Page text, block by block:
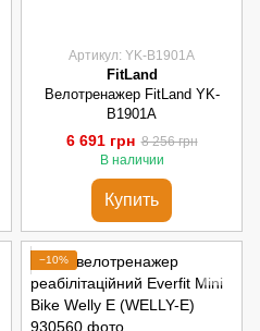
Артикул: YK-B1901A
FitLand
Велотренажер FitLand YK-
B1901A
6 691 грн 8 256 грн
В наличии
Купить
−10%